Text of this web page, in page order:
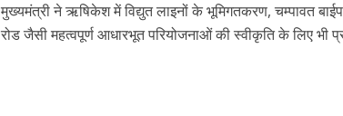
मुख्यमंत्री ने ऋषिकेश में विद्युत लाइनों के भूमिगतकरण, चम्पावत
रोड जैसी महत्वपूर्ण आधारभूत परियोजनाओं की स्वीकृति के लिए भी